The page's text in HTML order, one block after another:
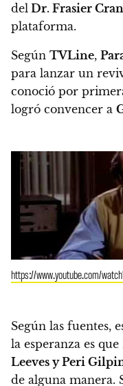
del Dr. Frasier
plataforma.
Según TVLine,
para lanzar un
conoció por
logró convencer a
https://www.youtube.com/
Según las fuentes,
la esperanza es que
Leeves y Peri
de alguna manera.